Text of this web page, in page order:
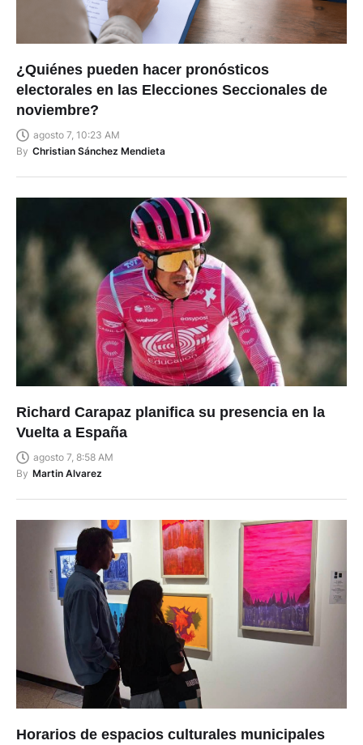
¿Quiénes pueden hacer pronósticos
electorales en las Elecciones Seccionales de
noviembre?
agosto 7, 10:23 AM
By Christian Sánchez Mendieta
Richard Carapaz planifica su presencia en la
Vuelta a España
agosto 7, 8:58 AM
By Martin Alvarez
Horarios de espacios culturales municipales